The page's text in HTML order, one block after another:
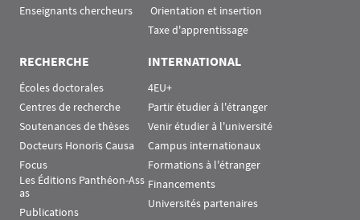
Enseignants chercheurs
Orientation et insertion
Taxe d'apprentissage
RECHERCHE
Écoles doctorales
Centres de recherche
Soutenances de thèses
Docteurs Honoris Causa
Focus
Les Éditions Panthéon-Ass
as
Publications
INTERNATIONAL
4EU+
Partir étudier à l'étranger
Venir étudier à l'université
Campus internationaux
Formations à l'étranger
Financements
Universités partenaires